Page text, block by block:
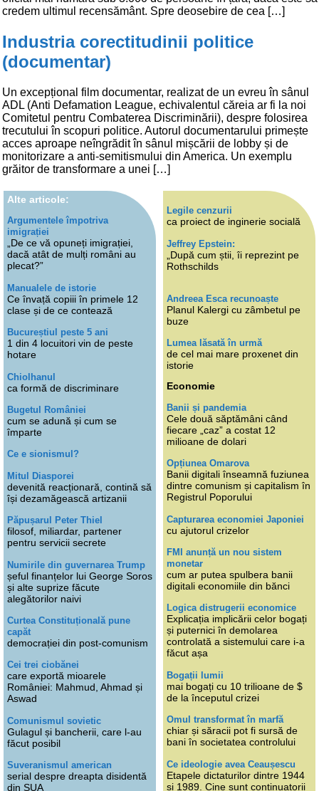
credem ultimul recensământ. Spre deosebire de cea […]
Industria corectitudinii politice
(documentar)
Un excepțional film documentar, realizat de un evreu în sânul
ADL (Anti Defamation League, echivalentul căreia ar fi la noi
Comitetul pentru Combaterea Discriminării), despre folosirea
trecutului în scopuri politice. Autorul documentarului primește
acces aproape neîngrădit în sânul mișcării de lobby și de
monitorizare a anti-semitismului din America. Un exemplu
grăitor de transformare a unei […]
Alte articole:
Argumentele împotriva
imigrației
„De ce vă opuneți imigrației,
dacă atât de mulți români au
plecat?”
Manualele de istorie
Ce învață copiii în primele 12
clase și de ce contează
Bucureștiul peste 5 ani
1 din 4 locuitori vin de peste
hotare
Chiolhanul
ca formă de discriminare
Bugetul României
cum se adună și cum se
împarte
Ce e sionismul?
Mitul Diasporei
devenită reacționară, contină să
își dezamăgească artizanii
Păpușarul Peter Thiel
filosof, miliardar, partener
pentru servicii secrete
Numirile din guvernarea Trump
șeful finanțelor lui George Soros
și alte suprize făcute
alegătorilor naivi
Curtea Constituțională pune
capăt
democrației din post-comunism
Cei trei ciobănei
care exportă mioarele
României: Mahmud, Ahmad și
Aswad
Comunismul sovietic
Gulagul și bancherii, care l-au
făcut posibil
Suveranismul american
serial despre dreapta disidentă
din SUA
Legile cenzurii
ca proiect de inginerie socială
Jeffrey Epstein:
„După cum știi, îi reprezint pe
Rothschilds
Andreea Esca recunoaște
Planul Kalergi cu zâmbetul pe
buze
Lumea lăsată în urmă
de cel mai mare proxenet din
istorie
Economie
Banii și pandemia
Cele două săptămâni când
fiecare „caz” a costat 12
milioane de dolari
Opțiunea Omarova
Banii digitali înseamnă fuziunea
dintre comunism și capitalism în
Registrul Poporului
Capturarea economiei Japoniei
cu ajutorul crizelor
FMI anunță un nou sistem
monetar
cum ar putea spulbera banii
digitali economiile din bănci
Logica distrugerii economice
Explicația implicării celor bogați
și puternici în demolarea
controlată a sistemului care i-a
făcut așa
Bogații lumii
mai bogați cu 10 trilioane de $
de la începutul crizei
Omul transformat în marfă
chiar și săracii pot fi sursă de
bani în societatea controlului
Ce ideologie avea Ceaușescu
Etapele dictaturilor dintre 1944
și 1989. Cine sunt continuatorii